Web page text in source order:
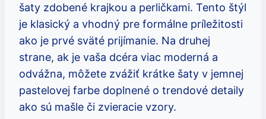
šaty zdobené krajkou a perličkami. Tento štýl
je klasický a vhodný pre formálne príležitosti
ako je prvé sväté prijímanie. Na druhej
strane, ak je vaša dcéra viac moderná a
odvážna, môžete zvážiť krátke šaty v jemnej
pastelovej farbe doplnené o trendové detaily
ako sú mašle či zvieracie vzory.